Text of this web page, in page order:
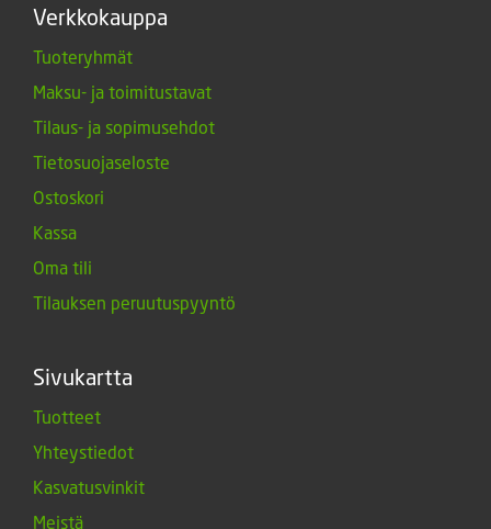
Verkkokauppa
Tuoteryhmät
Maksu- ja toimitustavat
Tilaus- ja sopimusehdot
Tietosuojaseloste
Ostoskori
Kassa
Oma tili
Tilauksen peruutuspyyntö
Sivukartta
Tuotteet
Yhteystiedot
Kasvatusvinkit
Meistä